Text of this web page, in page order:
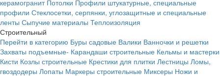
керамогранит Потолки Профили штукатурные, специальные
профили Стеклосетки, серпянки, углозащитные и специальные
ленты Сыпучие материалы Теплоизоляция
Строительный
Перейти в категорию Буры садовые Валики Ванночки и решетки
Захваты подъемные- Карандаши строительные Кельмы и мастерки
Кисти Козлы строительные Крестики для плитки Лестницы Ломы,
гвоздодеры Лопаты Маркеры строительные Миксеры Ножи и